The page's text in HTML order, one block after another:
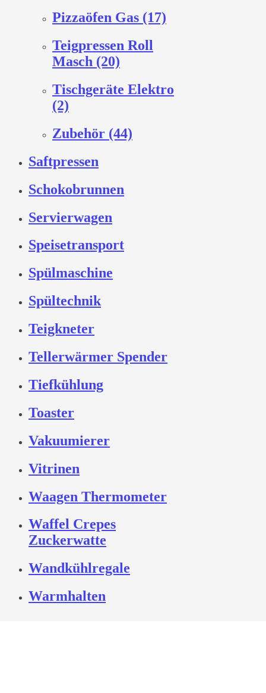
Pizzaöfen Gas (17)
Teigpressen Roll
Masch (20)
Tischgeräte Elektro
(2)
Zubehör (44)
Saftpressen
Schokobrunnen
Servierwagen
Speisetransport
Spülmaschine
Spültechnik
Teigkneter
Tellerwärmer Spender
Tiefkühlung
Toaster
Vakuumierer
Vitrinen
Waagen Thermometer
Waffel Crepes
Zuckerwatte
Wandkühlregale
Warmhalten